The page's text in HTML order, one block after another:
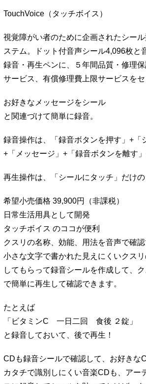
TouchVoice（タッチボイス）
視覚障がい者のために企画されたシー
ステム。ドット付音声シール4,096枚と
録音・再生ペンに、５年間品質・修理
サービス、有償修理費上限サービスをセ
お好きなメッセージをシール
と関連づけて簡単に録音。
録音操作は、「録音ボタンを押す」+「
+「メッセージ」+「録音ボタンを離す」
再生操作は、「シールにタッチ」だけの
希望小売価格 39,900円（非課税）
日常生活用具として開発
タッチボイス のココが便利
クスリの名称、効能、用法を音声で確
小さな文字で書かれた見えにくいクス
してもらって録音シールを作成して、
で簡単に再生して確認できます。
たとえば
「ビタミンC 一日二回 食後 ２錠」
と録音しておいて、後で再生！
CDも録音シールで確認して、お好きな
カタチで識別しにくい音楽CDも、アー